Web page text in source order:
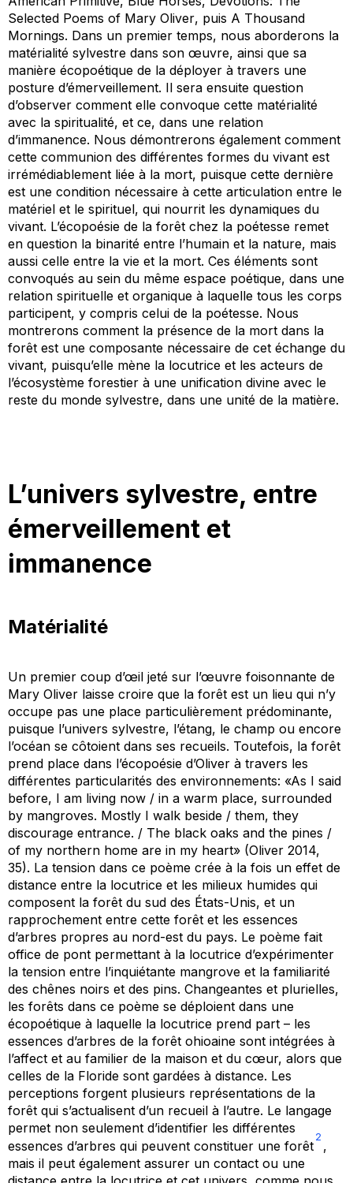
Selected Poems of Mary Oliver, puis A Thousand
Mornings. Dans un premier temps, nous aborderons la
matérialité sylvestre dans son œuvre, ainsi que sa
manière écopoétique de la déployer à travers une
posture d’émerveillement. Il sera ensuite question
d’observer comment elle convoque cette matérialité
avec la spiritualité, et ce, dans une relation
d’immanence. Nous démontrerons également comment
cette communion des différentes formes du vivant est
irrémédiablement liée à la mort, puisque cette dernière
est une condition nécessaire à cette articulation entre le
matériel et le spirituel, qui nourrit les dynamiques du
vivant. L’écopoésie de la forêt chez la poétesse remet
en question la binarité entre l’humain et la nature, mais
aussi celle entre la vie et la mort. Ces éléments sont
convoqués au sein du même espace poétique, dans une
relation spirituelle et organique à laquelle tous les corps
participent, y compris celui de la poétesse. Nous
montrerons comment la présence de la mort dans la
forêt est une composante nécessaire de cet échange du
vivant, puisqu’elle mène la locutrice et les acteurs de
l’écosystème forestier à une unification divine avec le
reste du monde sylvestre, dans une unité de la matière.
L’univers sylvestre, entre
émerveillement et
immanence
Matérialité
Un premier coup d’œil jeté sur l’œuvre foisonnante de
Mary Oliver laisse croire que la forêt est un lieu qui n’y
occupe pas une place particulièrement prédominante,
puisque l’univers sylvestre, l’étang, le champ ou encore
l’océan se côtoient dans ses recueils. Toutefois, la forêt
prend place dans l’écopoésie d’Oliver à travers les
différentes particularités des environnements: «As I said
before, I am living now / in a warm place, surrounded
by mangroves. Mostly I walk beside / them, they
discourage entrance. / The black oaks and the pines /
of my northern home are in my heart» (Oliver 2014,
35). La tension dans ce poème crée à la fois un effet de
distance entre la locutrice et les milieux humides qui
composent la forêt du sud des États-Unis, et un
rapprochement entre cette forêt et les essences
d’arbres propres au nord-est du pays. Le poème fait
office de pont permettant à la locutrice d’expérimenter
la tension entre l’inquiétante mangrove et la familiarité
des chênes noirs et des pins. Changeantes et plurielles,
les forêts dans ce poème se déploient dans une
écopoétique à laquelle la locutrice prend part – les
essences d’arbres de la forêt ohioaine sont intégrées à
l’affect et au familier de la maison et du cœur, alors que
celles de la Floride sont gardées à distance. Les
perceptions forgent plusieurs représentations de la
forêt qui s’actualisent d’un recueil à l’autre. Le langage
permet non seulement d’identifier les différentes
essences d’arbres qui peuvent constituer une forêt
2
,
mais il peut également assurer un contact ou une